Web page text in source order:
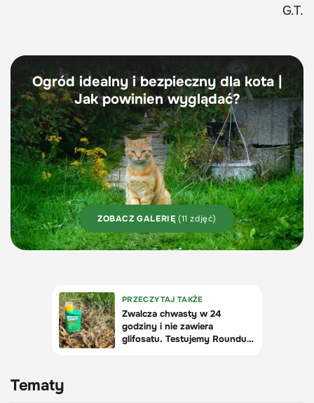
G.T.
Ogród idealny i bezpieczny dla kota |
Jak powinien wyglądać?
ZOBACZ GALERIĘ (11 zdjęć)
Tematy